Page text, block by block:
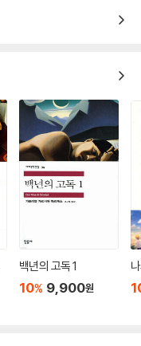
백년의 고독 1
10% 9,900원